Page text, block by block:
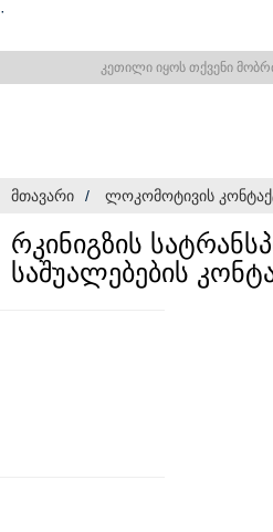
·
კეთილი იყოს თქვენი
ᲛᲗᲐᲕᲐᲠᲘ ᲚᲝᲙᲝᲛᲝᲢᲘᲕᲘᲡ
რკინიგზის
საშუალებების